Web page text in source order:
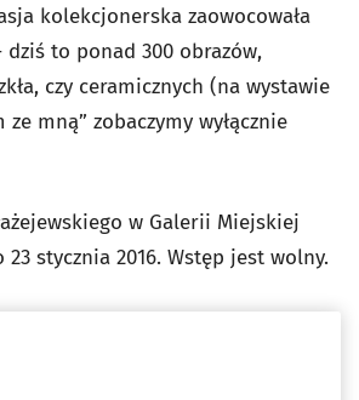
kolekcjonerska zaowocowała
to ponad 300 obrazów,
czy ceramicznych (na wystawie
ze mną” zobaczymy wyłącznie
w Galerii Miejskiej
stycznia 2016. Wstęp jest wolny.